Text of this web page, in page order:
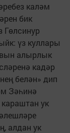
каләм
бик
үз куллары
алырлык
кадәр
белән» дип
Зәһинә
ук
алдан ук